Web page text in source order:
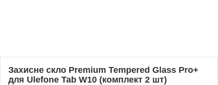
Захисне скло Premium Tempered Glass Pro+
для Ulefone Tab W10 (комплект 2 шт)